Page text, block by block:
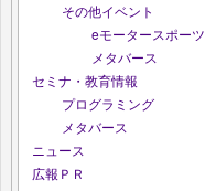
その他イベント
eモータースポーツ
メタバース
セミナ・教育情報
プログラミング
メタバース
ニュース
広報ＰＲ